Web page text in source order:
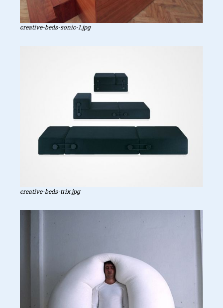
creative-beds-sonic-1.jpg
creative-beds-trix.jpg